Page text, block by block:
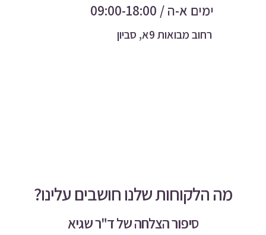
ימים א-ה / 09:00-18:00
רחוב מבואות 9א, סביון
מה הלקוחות שלנו חושבים עלינו?
סיפור הצלחה של ד"ר שגיא